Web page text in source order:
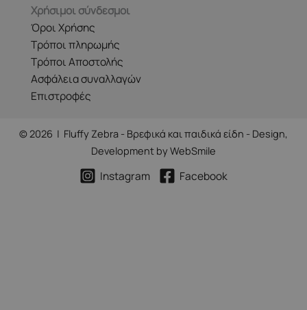
Χρήσιμοι σύνδεσμοι
Όροι Χρήσης
Τρόποι πληρωμής
Τρόποι Αποστολής
Ασφάλεια συναλλαγών
Επιστροφές
© 2026 | Fluffy Zebra - Βρεφικά και παιδικά είδη - Design,
Development byWebSmile
Instagram Facebook